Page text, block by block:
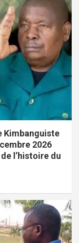
Kimbanguiste
2026
l’histoire du